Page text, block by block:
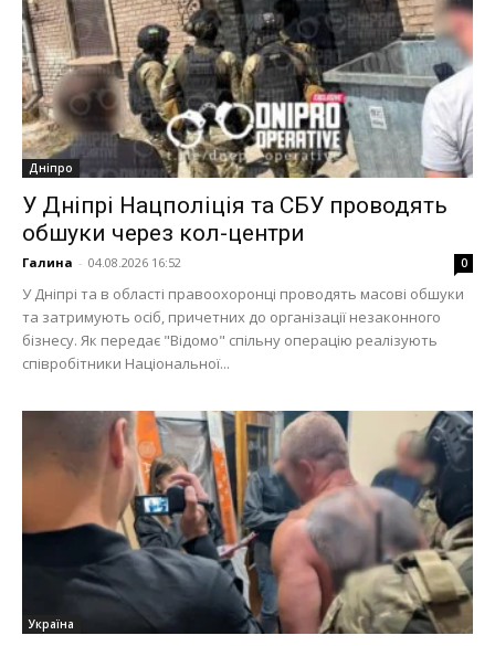
Дніпро
У Дніпрі Нацполіція та СБУ проводять
обшуки через кол-центри
Галина - 04.08.2026 16:52 0
У Дніпрі та в області правоохоронці проводять масові обшуки
та затримують осіб, причетних до організації незаконного
бізнесу. Як передає "Відомо" спільну операцію реалізують
співробітники Національної...
Україна